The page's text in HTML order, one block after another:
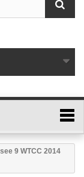
9 WTCC 2014